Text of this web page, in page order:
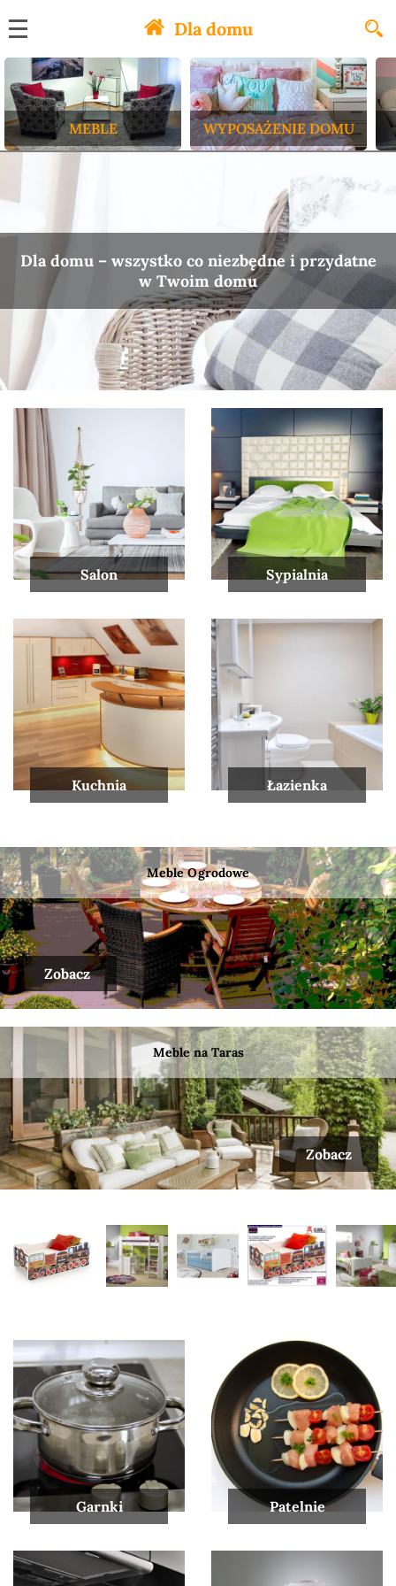
Dla domu
MEBLE WYPOSAŻENIE DOMU
Dla domu – wszystko co niezbędne i przydatne
w Twoim domu
Salon Sypialnia
Kuchnia Łazienka
Meble Ogrodowe
Zobacz
Meble na Taras
Zobacz
Garnki Patelnie